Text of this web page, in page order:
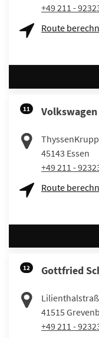
+49 211 -
Route
11
45143 Essen
+49 211 -
Route
12 Gottfried
41515
+49 211 -